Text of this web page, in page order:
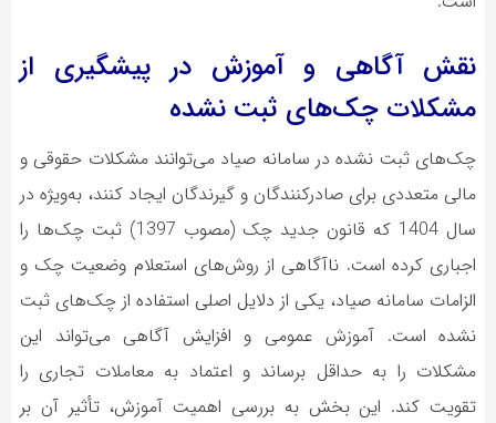
نقش آگاهی و آموزش در پیشگیری از
مشکلات چک‌های ثبت نشده
چک‌های ثبت نشده در سامانه صیاد می‌توانند مشکلات حقوقی و
مالی متعددی برای صادرکنندگان و گیرندگان ایجاد کنند، به‌ویژه در
سال 1404 که قانون جدید چک (مصوب 1397) ثبت چک‌ها را
اجباری کرده است. ناآگاهی از روش‌های استعلام وضعیت چک و
الزامات سامانه صیاد، یکی از دلایل اصلی استفاده از چک‌های ثبت
نشده است. آموزش عمومی و افزایش آگاهی می‌تواند این
مشکلات را به حداقل برساند و اعتماد به معاملات تجاری را
تقویت کند. این بخش به بررسی اهمیت آموزش، تأثیر آن بر